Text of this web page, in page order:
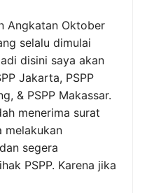
Angkatan Oktober
selalu dimulai
disini saya akan
Jakarta, PSPP
& PSPP Makassar.
menerima surat
melakukan
segera
PSPP. Karena jika